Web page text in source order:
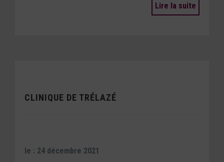
Lire la suite
CLINIQUE DE TRÉLAZÉ
le : 24 décembre 2021